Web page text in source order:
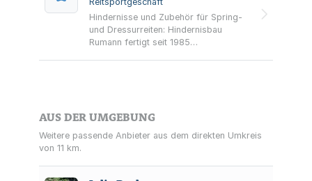
Hindernisse und Zubehör für Spring-
und Dressurreiten: Hindernisbau
Rumann fertigt seit 1985
AUS DER UMGEBUNG
Weitere passende Anbieter aus dem direkten Umkreis
von 11 km.